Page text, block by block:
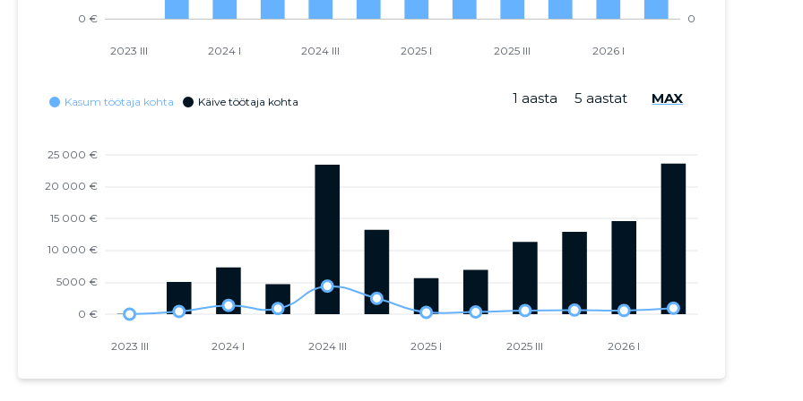
1 aasta 5 aastat MAX